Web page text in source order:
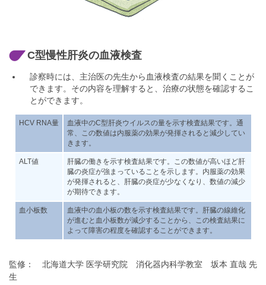
C型慢性肝炎の血液検査
診察時には、主治医の先生から血液検査の結果を聞くことが
できます。その内容を理解すると、治療の状態を確認するこ
とができます。
HCV RNA量
血液中のC型肝炎ウイルスの量を示す検査結果です。通
常、この数値は内服薬の効果が発揮されると減少してい
きます。
ALT値
肝臓の働きを示す検査結果です。この数値が高いほど肝
臓の炎症が強まっていることを示します。内服薬の効果
が発揮されると、肝臓の炎症が少なくなり、数値の減少
が期待できます。
血小板数
血液中の血小板の数を示す検査結果です。肝臓の線維化
が進むと血小板数が減少することから、この検査結果に
よって障害の程度を確認することができます。
監修： 北海道大学 医学研究院 消化器内科学教室 坂本 直哉 先
生